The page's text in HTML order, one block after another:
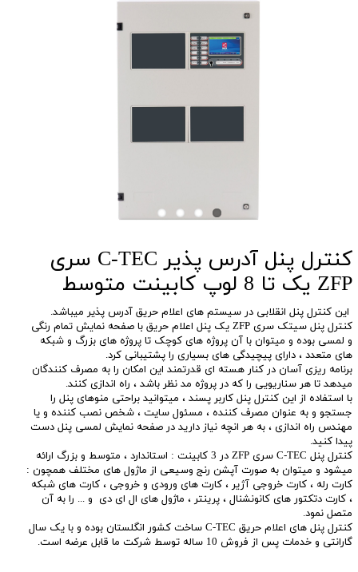
کنترل پنل آدرس پذیر C-TEC سری
ZFP یک تا 8 لوپ کابینت متوسط
این کنترل پنل انقلابی در سیستم های اعلام حریق آدرس پذیر میباشد.
کنترل پنل سیتک سری ZFP یک پنل اعلام حریق با صفحه نمایش تمام رنگی
و لمسی بوده و میتوان با آن پروژه های کوچک تا پروژه های بزرگ و شبکه
های متعدد ، دارای پیچیدگی های بسیاری را پشتیبانی کرد.
برنامه ریزی آسان در کنار هسته ای قدرتمند این امکان را به مصرف کنندگان
میدهد تا هر سناریویی را که در پروژه مد نظر باشد ، راه اندازی کنند.
با استفاده از این کنترل پنل کاربر پسند ، میتوانید براحتی منوهای پنل را
جستجو و به عنوان مصرف کننده ، مسئول سایت ، شخص نصب کننده و یا
مهندس راه اندازی ، به هر انچه نیاز دارید در صفحه نمایش لمسی پنل دست
پیدا کنید.
کنترل پنل C-TEC سری ZFP در 3 کابینت : استاندارد ، متوسط و بزرگ ارائه
میشود و میتوان به صورت آپشن رنج وسیعی از ماژول های مختلف همچون :
کارت رله ، کارت خروجی آژیر ، کارت های ورودی و خروجی ، کارت های شبکه
، کارت دتکتور های کانونشنال ، پرینتر ، ماژول های ال ای دی و ... را به آن
متصل نمود.
کنترل پنل های اعلام حریق C-TEC ساخت کشور انگلستان بوده و با یک سال
گارانتی و خدمات پس از فروش 10 ساله توسط شرکت ما قابل عرضه است.